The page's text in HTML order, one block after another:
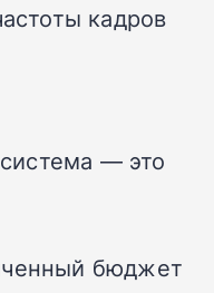
кадров
— это
бюджет